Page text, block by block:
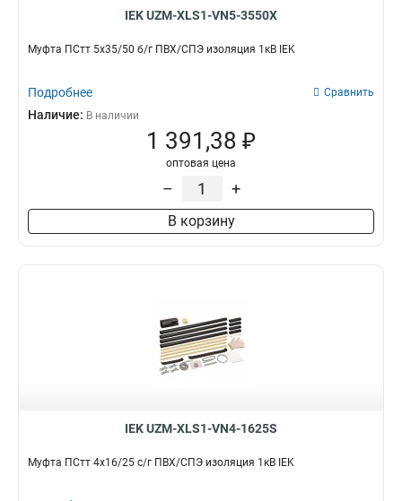
IEK UZM-XLS1-VN5-3550X
Муфта ПСтт 5х35/50 б/г ПВХ/СПЭ изоляция 1кВ IEK
Подробнее Сравнить
Наличие: В наличии
1 391,38 ₽
оптовая цена
– +
В корзину
IEK UZM-XLS1-VN4-1625S
Муфта ПСтт 4х16/25 с/г ПВХ/СПЭ изоляция 1кВ IEK